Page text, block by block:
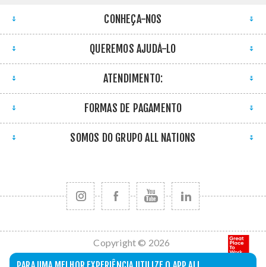
CONHEÇA-NOS
QUEREMOS AJUDÁ-LO
ATENDIMENTO:
FORMAS DE PAGAMENTO
SOMOS DO GRUPO ALL NATIONS
Copyright © 2026
All Nations. Todos